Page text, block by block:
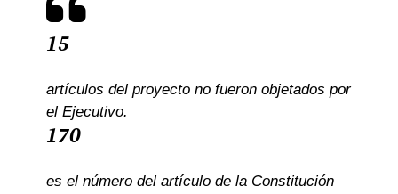
15
artículos del proyecto no fueron objetados por
el Ejecutivo.
170
es el número del artículo de la Constitución